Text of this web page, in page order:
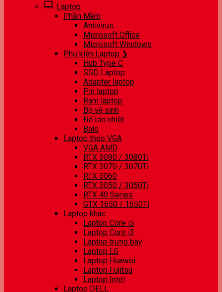
Laptop
Phần Mềm
Antivirus
Microsoft Office
Microsoft Windows
Phụ kiện Laptop ❯
Hub Type C
SSD Laptop
Adapter laptop
Pin laptop
Ram laptop
Bộ vệ sinh
Đế tản nhiệt
Balo
Laptop theo VGA
VGA AMD
RTX 3080 / 3080Ti
RTX 3070 / 3070Ti
RTX 3060
RTX 3050 / 3050Ti
RTX 40 Series
GTX 1650 / 1650Ti
Laptop khác
Laptop Core i5
Laptop Core i3
Laptop trưng bày
Laptop LG
Laptop Huawei
Laptop Fujitsu
Laptop Intel
Laptop DELL